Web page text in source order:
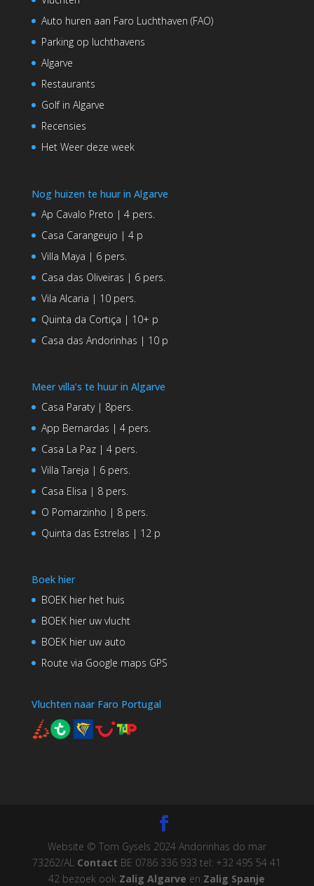
Auto huren aan Faro Luchthaven (FAO)
Parking op luchthavens
Algarve
Restaurants
Golf in Algarve
Recensies
Het Weer deze week
Nog huizen te huur in Algarve
Ap Cavalo Preto | 4 pers.
Casa Carangeujo | 4 p
Villa Maya | 6 pers.
Casa das Oliveiras | 6 pers.
Vila Alcaria | 10 pers.
Quinta da Cortiça | 10+ p
Casa das Andorinhas | 10 p
Meer villa’s te huur in Algarve
Casa Paraty | 8pers.
App Bernardas | 4 pers.
Casa La Paz | 4 pers.
Villa Tareja | 6 pers.
Casa Elisa | 8 pers.
O Pomarzinho | 8 pers.
Quinta das Estrelas | 12 p
Boek hier
BOEK hier het huis
BOEK hier uw vlucht
BOEK hier uw auto
Route via Google maps GPS
Vluchten naar Faro Portugal
Website © Tom Gysels 2024 Andorinhas do mar
73262/AL Contact BE 0786 336 933 tel: +32 495 54 41
42 bezoek ook Zalig Algarve en Zalig Spanje